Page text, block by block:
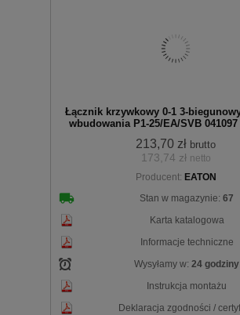
Łącznik krzywkowy 0-1 3-
wbudowania P1-25/EA/SVB 041097
213,70 zł brutto
173,74 zł netto
Producent: EATON
Stan w magazynie: 67
Karta katalogowa
Informacje techniczne
Wysyłamy w: 24 godziny
Instrukcja montażu
Deklaracja zgodności /